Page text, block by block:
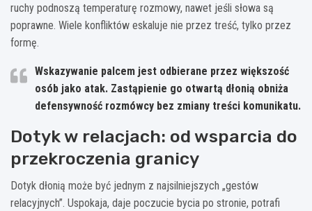
ruchy podnoszą temperaturę rozmowy, nawet jeśli słowa są
poprawne. Wiele konfliktów eskaluje nie przez treść, tylko przez
formę.
Wskazywanie palcem jest odbierane przez większość
osób jako atak. Zastąpienie go otwartą dłonią obniża
defensywność rozmówcy bez zmiany treści komunikatu.
Dotyk w relacjach: od wsparcia do
przekroczenia granicy
Dotyk dłonią może być jednym z najsilniejszych „gestów
relacyjnych”. Uspokaja, daje poczucie bycia po stronie, potrafi